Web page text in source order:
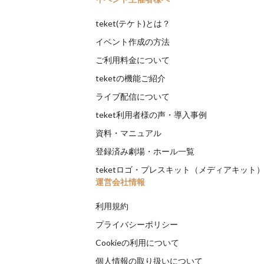
teket(テケト)とは？
イベント作成の方法
ご利用料金について
teketの機能ご紹介
ライブ配信について
teket利用者様の声・導入事例
資料・マニュアル
登録済み劇場・ホール一覧
teketロゴ・プレスキット（メディアキット）
運営会社情報
利用規約
プライバシーポリシー
Cookieの利用について
個人情報の取り扱いについて